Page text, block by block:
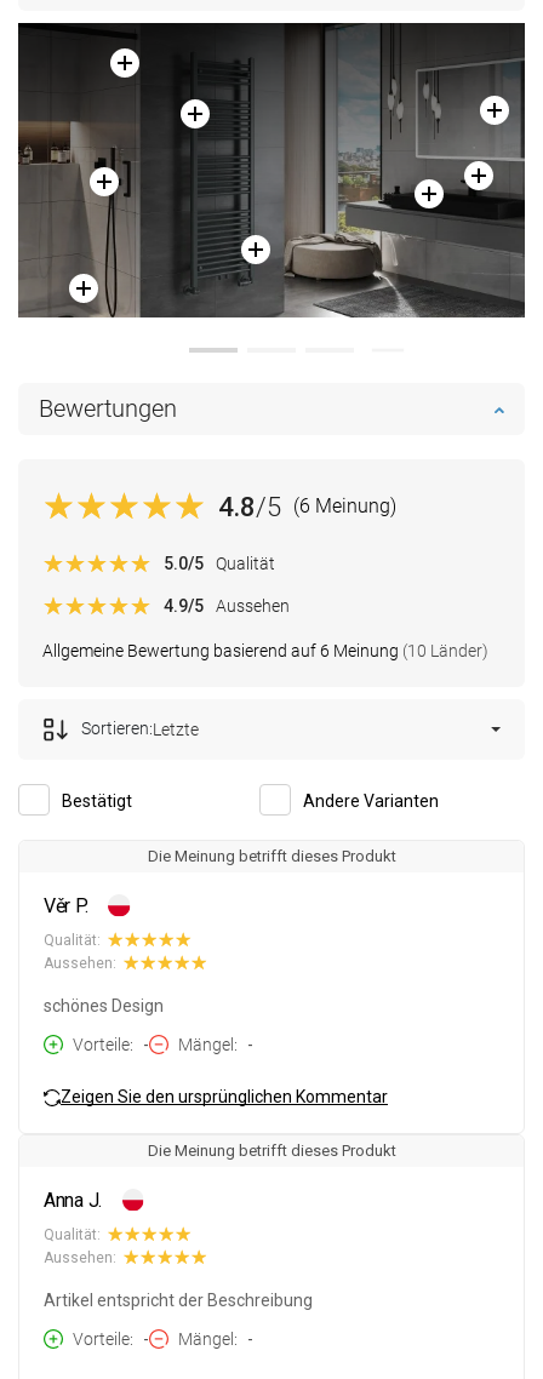
Bewertungen
4.8/5 (6 Meinung)
Allgemeine Bewertung basierend auf 6 Meinung (10 Länder)
5.0/5 Qualität
4.9/5 Aussehen
Bestätigt Andere Varianten
Sortieren:Letzte
Die Meinung betrifft dieses Produkt
Věr P.
Qualität:
Aussehen:
schönes Design
Vorteile
- Mängel -
Zeigen Sie den ursprünglichen Kommentar
Die Meinung betrifft dieses Produkt
Anna J.
Qualität:
Aussehen:
Artikel entspricht der Beschreibung
Vorteile
- Mängel -